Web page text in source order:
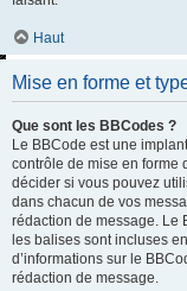
Haut
Mise en forme et
Que sont les BBCodes ?
Le BBCode est une
contrôle de mise en forme
décider si vous pouvez
dans chacun de vos
rédaction de message. Le
les balises sont incluses
d’informations sur le
rédaction de message.